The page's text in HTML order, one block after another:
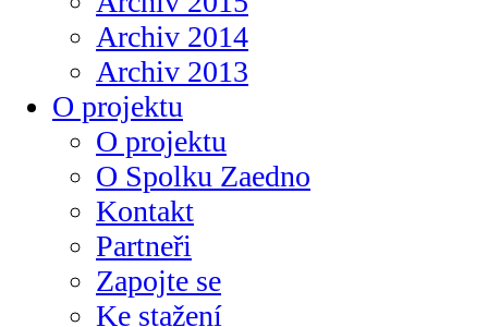
Archiv 2014
Archiv 2013
O projektu
O projektu
O Spolku Zaedno
Kontakt
Partneři
Zapojte se
Ke stažení